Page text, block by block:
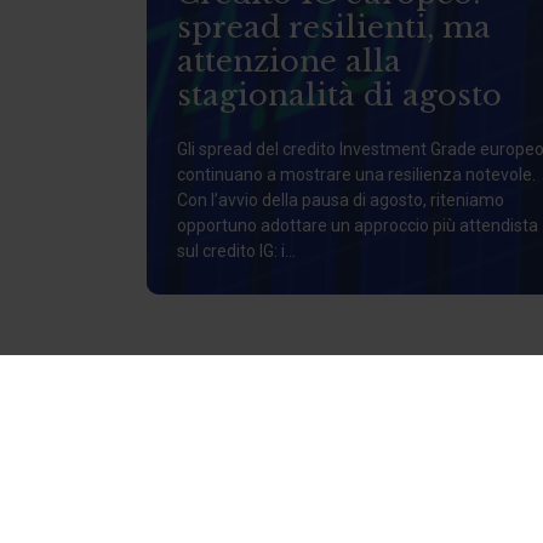
spread resilienti, ma
attenzione alla
stagionalità di agosto
Gli spread del credito Investment Grade
continuano a mostrare una resilienza notevole.
Con l’avvio della pausa di agosto, riteniamo
opportuno adottare un approccio più attendista
sul credito IG: i...